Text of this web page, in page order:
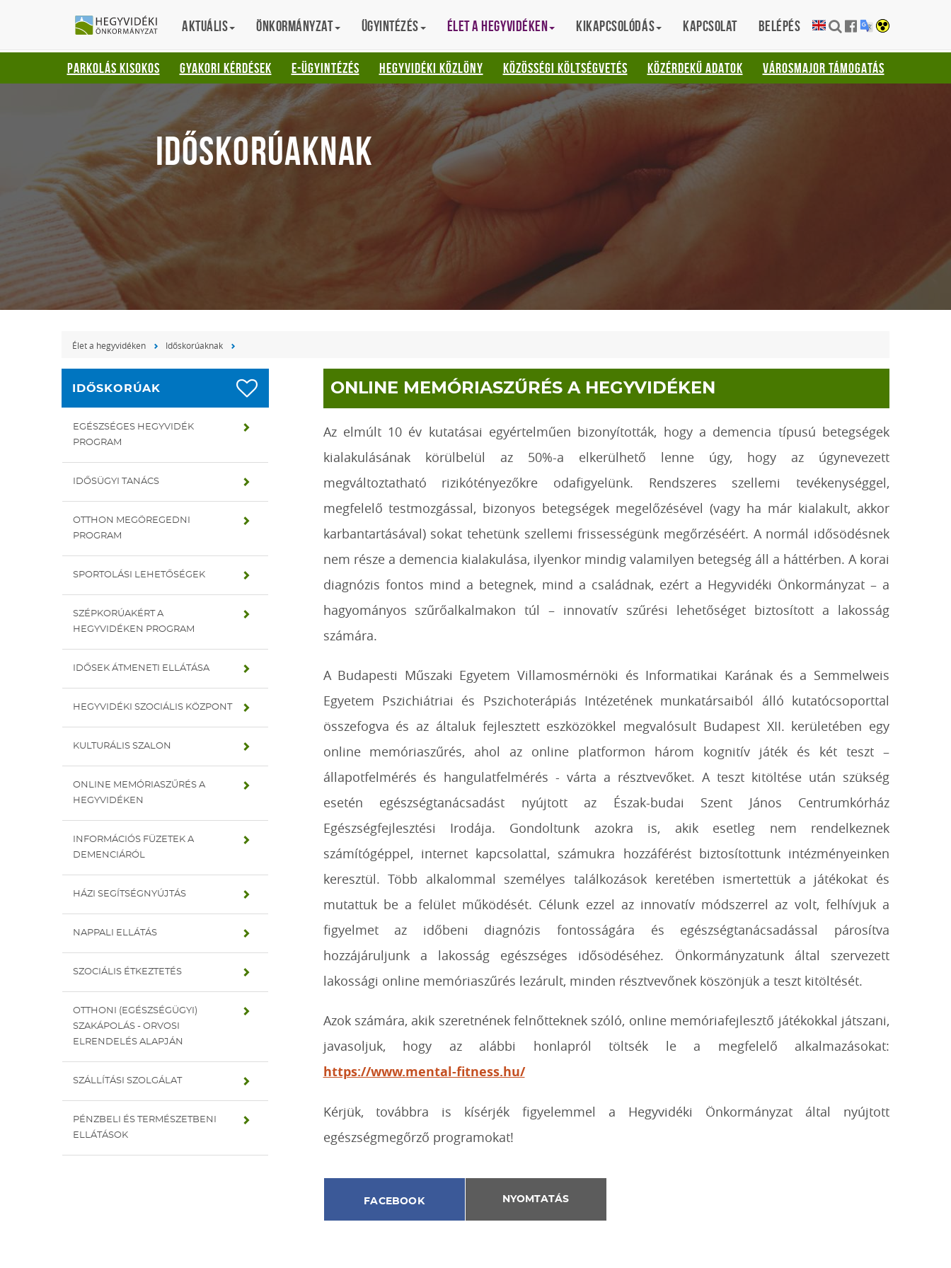
HEGYVIDÉKI
ÖNKORMÁNYZAT
Aktuális Önkormányzat Ügyintézés Élet a hegyvidéken Kikapcsolódás Kapcsolat Belépés
English Translation
PARKOLÁS KISOKOS GYAKORI KÉRDÉSEK E-ÜGYINTÉZÉS HEGYVIDÉKI KÖZLÖNY KÖZÖSSÉGI KÖLTSÉGVETÉS KÖZÉRDEKŰ ADATOK VÁROSMAJOR TÁMOGATÁS
IDŐSKORÚAKNAK
Élet a hegyvidéken Időskorúaknak
IDŐSKORÚAK
EGÉSZSÉGES HEGYVIDÉK
PROGRAM
IDŐSÜGYI TANÁCS
OTTHON MEGÖREGEDNI
PROGRAM
SPORTOLÁSI LEHETŐSÉGEK
SZÉPKORÚAKÉRT A
HEGYVIDÉKEN PROGRAM
IDŐSEK ÁTMENETI ELLÁTÁSA
HEGYVIDÉKI SZOCIÁLIS KÖZPONT
KULTURÁLIS SZALON
ONLINE MEMÓRIASZŰRÉS A
HEGYVIDÉKEN
INFORMÁCIÓS FÜZETEK A
DEMENCIÁRÓL
HÁZI SEGÍTSÉGNYÚJTÁS
NAPPALI ELLÁTÁS
SZOCIÁLIS ÉTKEZTETÉS
OTTHONI (EGÉSZSÉGÜGYI)
SZAKÁPOLÁS - ORVOSI
ELRENDELÉS ALAPJÁN
SZÁLLÍTÁSI SZOLGÁLAT
PÉNZBELI ÉS TERMÉSZETBENI
ELLÁTÁSOK
ONLINE MEMÓRIASZŰRÉS A HEGYVIDÉKEN
Az elmúlt 10 év kutatásai egyértelműen bizonyították, hogy a demencia típusú betegségek
kialakulásának körülbelül az 50%-a elkerülhető lenne úgy, hogy az úgynevezett
megváltoztatható rizikótényezőkre odafigyelünk. Rendszeres szellemi tevékenységgel,
megfelelő testmozgással, bizonyos betegségek megelőzésével (vagy ha már kialakult, akkor
karbantartásával) sokat tehetünk szellemi frissességünk megőrzéséért. A normál idősödésnek
nem része a demencia kialakulása, ilyenkor mindig valamilyen betegség áll a háttérben. A korai
diagnózis fontos mind a betegnek, mind a családnak, ezért a Hegyvidéki Önkormányzat – a
hagyományos szűrőalkalmakon túl – innovatív szűrési lehetőséget biztosított a lakosság
számára.
A Budapesti Műszaki Egyetem Villamosmérnöki és Informatikai Karának és a Semmelweis
Egyetem Pszichiátriai és Pszichoterápiás Intézetének munkatársaiból álló kutatócsoporttal
összefogva és az általuk fejlesztett eszközökkel megvalósult Budapest XII. kerületében egy
online memóriaszűrés, ahol az online platformon három kognitív játék és két teszt –
állapotfelmérés és hangulatfelmérés - várta a résztvevőket. A teszt kitöltése után szükség
esetén egészségtanácsadást nyújtott az Észak-budai Szent János Centrumkórház
Egészségfejlesztési Irodája. Gondoltunk azokra is, akik esetleg nem rendelkeznek
számítógéppel, internet kapcsolattal, számukra hozzáférést biztosítottunk intézményeinken
keresztül. Több alkalommal személyes találkozások keretében ismertettük a játékokat és
mutattuk be a felület működését. Célunk ezzel az innovatív módszerrel az volt, felhívjuk a
figyelmet az időbeni diagnózis fontosságára és egészségtanácsadással párosítva
hozzájáruljunk a lakosság egészséges idősödéséhez. Önkormányzatunk által szervezett
lakossági online memóriaszűrés lezárult, minden résztvevőnek köszönjük a teszt kitöltését.
Azok számára, akik szeretnének felnőtteknek szóló, online memóriafejlesztő játékokkal játszani,
javasoljuk, hogy az alábbi honlapról töltsék le a megfelelő alkalmazásokat:
https://www.mental-fitness.hu/
Kérjük, továbbra is kísérjék figyelemmel a Hegyvidéki Önkormányzat által nyújtott
egészségmegőrző programokat!
FACEBOOK NYOMTATÁS